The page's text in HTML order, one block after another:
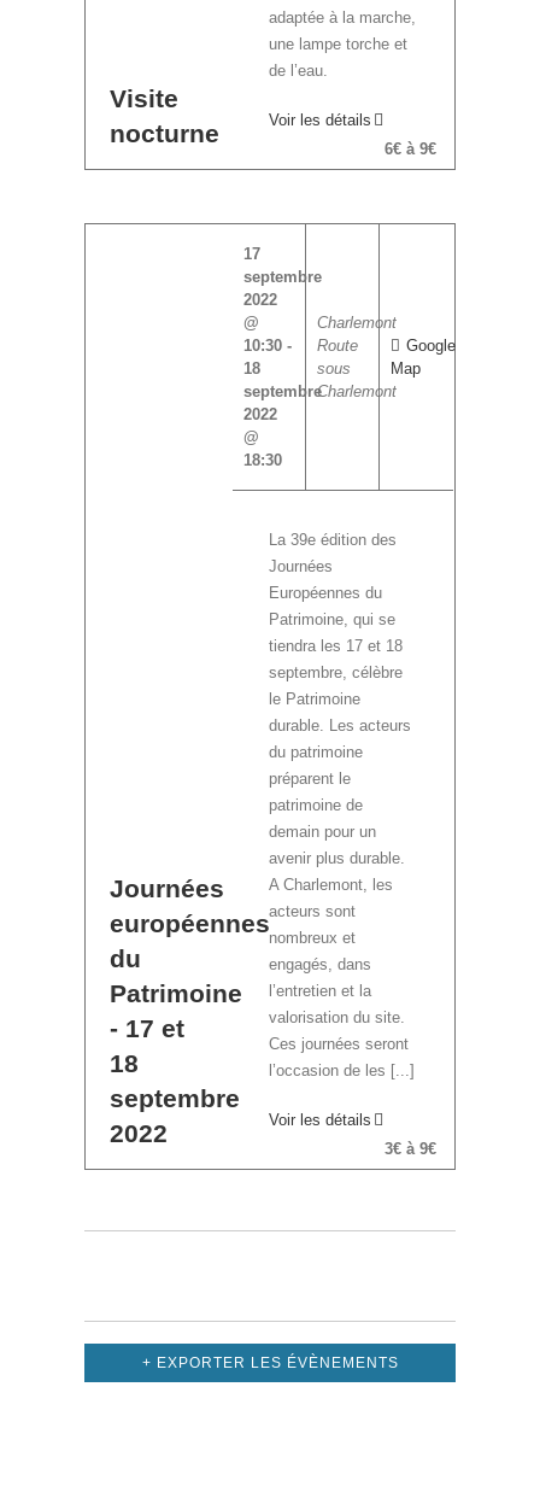
6€ à 9€
Visite
nocturne
adaptée à la marche,
une lampe torche et
de l’eau.
Voir les détails
3€ à 9€
Journées
européennes
du
Patrimoine
- 17 et
18
septembre
2022
17
septembre
2022
@
10:30-
18
septembre
2022
@
18:30
Charlemont
Route
sous
Charlemont
Google
Map
La 39e édition des
Journées
Européennes du
Patrimoine, qui se
tiendra les 17 et 18
septembre, célèbre
le Patrimoine
durable. Les acteurs
du patrimoine
préparent le
patrimoine de
demain pour un
avenir plus durable.
A Charlemont, les
acteurs sont
nombreux et
engagés, dans
l’entretien et la
valorisation du site.
Ces journées seront
l’occasion de les [...]
Voir les détails
+ EXPORTER LES ÉVÈNEMENTS